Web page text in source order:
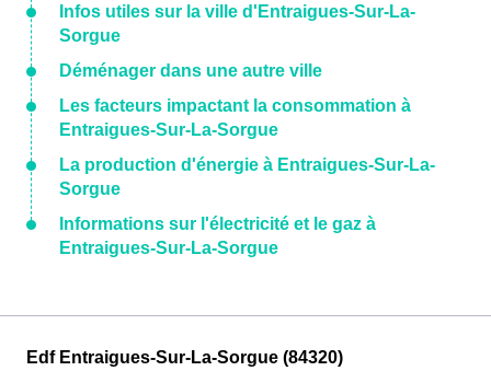
Infos utiles sur la ville d'Entraigues-Sur-La-
Sorgue
Déménager dans une autre ville
Les facteurs impactant la consommation à
Entraigues-Sur-La-Sorgue
La production d'énergie à Entraigues-Sur-La-
Sorgue
Informations sur l'électricité et le gaz à
Entraigues-Sur-La-Sorgue
Edf Entraigues-Sur-La-Sorgue (84320)